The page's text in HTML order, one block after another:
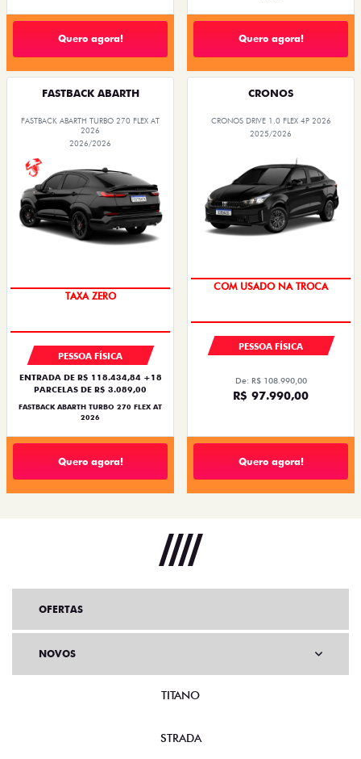
Quero agora! Quero agora!
FASTBACK ABARTH
FASTBACK ABARTH TURBO 270 FLEX AT
2026
2026/2026
SAIA DE FIAT 0KM
PESSOA FÍSICA
ENTRADA DE R$ 118.434,84 +18
PARCELAS DE R$ 3.089,00
FASTBACK ABARTH TURBO 270 FLEX AT
2026
Quero agora!
CRONOS
CRONOS DRIVE 1.0 FLEX 4P 2026
2025/2026
SUPER DESCONTO
PESSOA FÍSICA
De: R$ 108.990,00
R$ 97.990,00
Quero agora!
OFERTAS
NOVOS
TITANO
STRADA